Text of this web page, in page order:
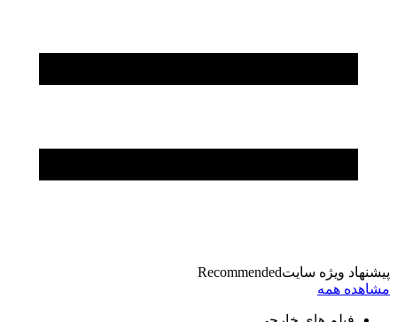
پیشنهاد ویژه سایتRecommended
مشاهده همه